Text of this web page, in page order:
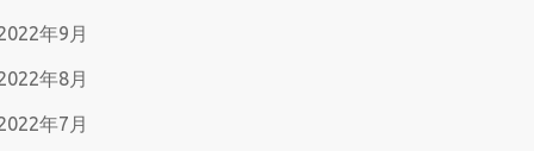
年9月
年8月
年7月